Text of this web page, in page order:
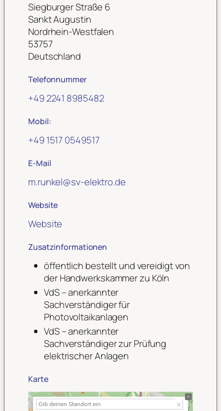
Siegburger Straße 6
Sankt Augustin
Nordrhein-Westfalen
53757
Deutschland
Telefonnummer
+49 2241 8985482
Mobil:
+49 1517 0549517
E-Mail
m.runkel@sv-elektro.de
Website
Website
Zusatzinformationen
öffentlich bestellt und vereidigt von
der Handwerkskammer zu Köln
VdS – anerkannter
Sachverständiger für
Photovoltaikanlagen
VdS – anerkannter
Sachverständiger zur Prüfung
elektrischer Anlagen
Karte
+